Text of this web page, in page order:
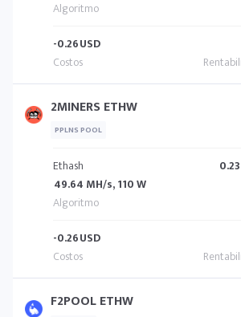
-0.26USD
2MINERS ETHW
PPLNS POOL
Ethash
49.64 MH/s, 110 W
0.23
-0.26USD
F2POOL ETHW